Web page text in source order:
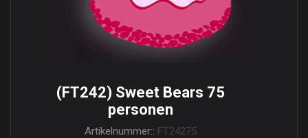
(FT242) Sweet Bears 75
personen
Artikelnummer:: FT24275